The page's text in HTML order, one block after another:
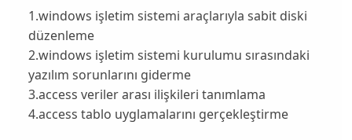
1.windows işletim sistemi araçlarıyla sabit diski
düzenleme
2.windows işletim sistemi kurulumu sırasındaki
yazılım sorunlarını giderme
3.access veriler arası ilişkileri tanımlama
4.access tablo uyglamalarını gerçekleştirme